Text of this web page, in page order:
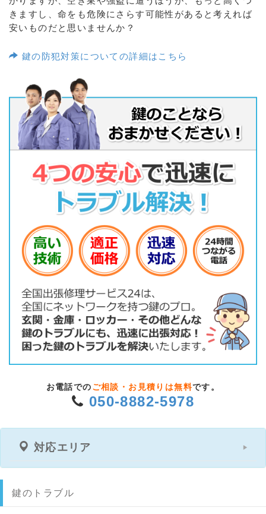
きますし、命をも危険にさらす可能性があると考えれば
安いものだと思いませんか？
鍵の防犯対策についての詳細はこちら
お電話での ご相談・お見積りは無料です。
050-8882-5978
対応エリア
鍵のトラブル